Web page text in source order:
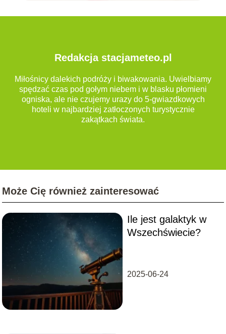
Redakcja stacjameteo.pl
Miłośnicy dalekich podróży i biwakowania. Uwielbiamy
spędzać czas pod gołym niebem i w blasku płomieni
ogniska, ale nie czujemy urazy do 5-gwiazdkowych
hoteli w najbardziej zatłoczonych turystycznie
zakątkach świata.
Może Cię również zainteresować
Ile jest galaktyk w
Wszechświecie?
2025-06-24